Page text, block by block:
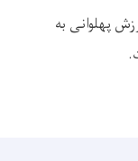
پهلوانی به